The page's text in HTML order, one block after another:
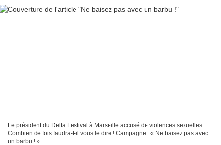
Le président du Delta Festival à Marseille accusé de violences sexuelles
Combien de fois faudra-t-il vous le dire ! Campagne : « Ne baisez pas avec
un barbu ! » :